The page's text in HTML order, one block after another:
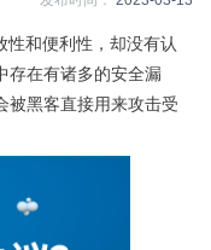
性和便利性，却没有认
存在有诸多的安全漏
被黑客直接用来攻击受